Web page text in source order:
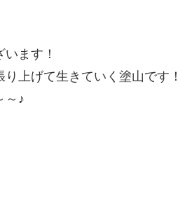
ます！
上げて生きていく塗山です！
～♪